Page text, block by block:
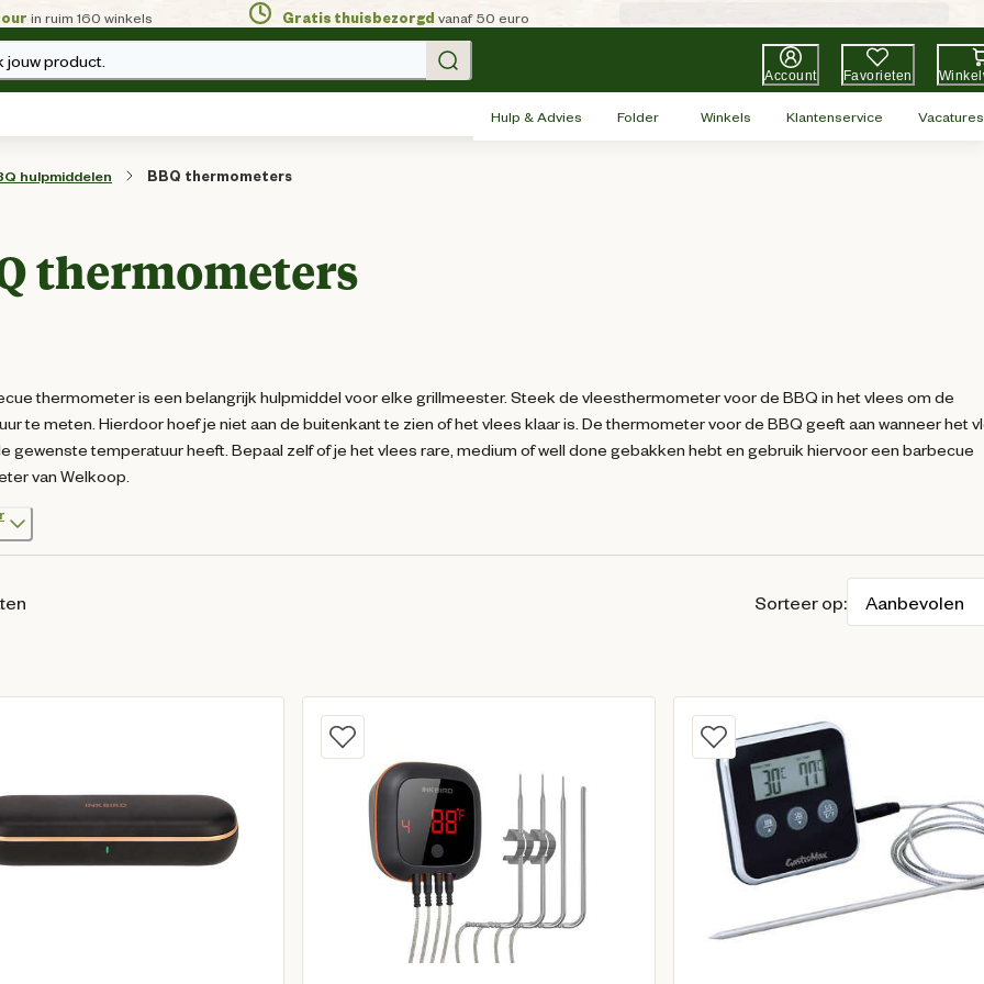
in ruim 160 winkels Gratis thuisbezorgd vanaf 50 euro
jouw product.
Account Favorieten
Hulp & Advies Folder Winkels Klantenservice Vacatures
hulpmiddelen BBQ thermometers
thermometers
thermometer is een belangrijk hulpmiddel voor elke grillmeester. Steek de vleesthermometer voor de BBQ in het vlees om de
te meten. Hierdoor hoef je niet aan de buitenkant te zien of het vlees klaar is. De thermometer voor de BBQ geeft aan wanneer het
gewenste temperatuur heeft. Bepaal zelf of je het vlees rare, medium of well done gebakken hebt en gebruik hiervoor een barbecue
van Welkoop.
Sorteer op: